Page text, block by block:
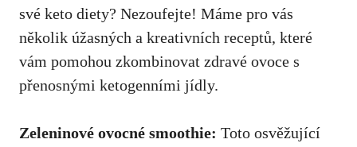
své​ keto diety? Nezoufejte! Máme pro vás
několik úžasných a kreativních receptů,‌ které
⁣vám pomohou zkombinovat zdravé ovoce s
přenosnými‌ ketogenními ​jídly.
Zeleninové ovocné⁣ smoothie: Toto osvěžující